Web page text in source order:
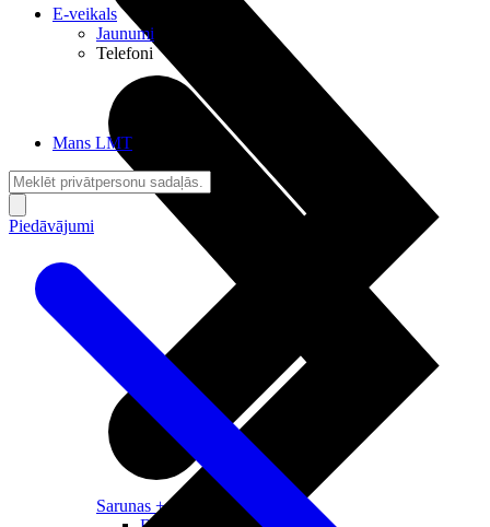
Sarunas + Internets
E-veikals
Jaunumi
Telefoni
Mans LMT
Piedāvājumi